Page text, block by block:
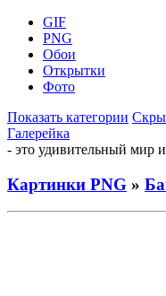
GIF
PNG
Обои
Открытки
Фото
Показать категории
Галерейка
- это удивительный мир
Картинки PNG »